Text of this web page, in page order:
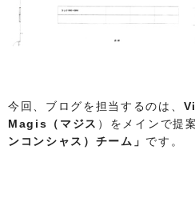
今回、ブログを担当するのは、
Magis（マジス ）をメインで提
ンコンシャス）チーム」 です。